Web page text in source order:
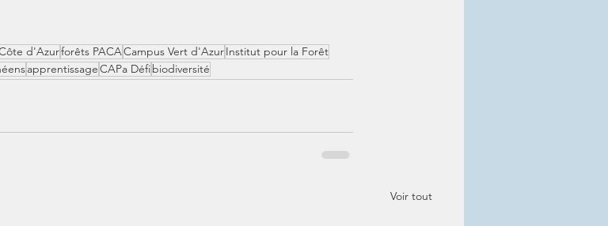
d'Azurforêts PACACampus Vert d'AzurInstitut pour la Forêt
apprentissageCAPa Défibiodiversité
Voir tout